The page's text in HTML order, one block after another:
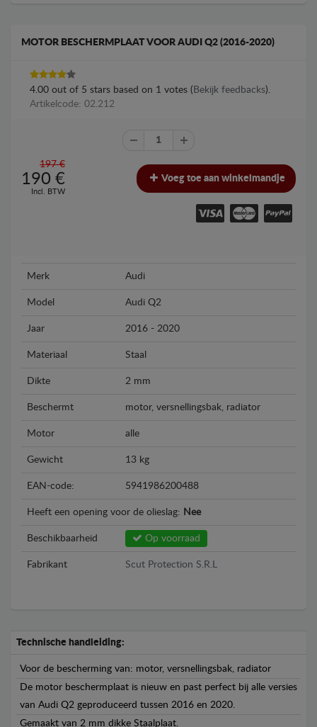
MOTOR BESCHERMPLAAT VOOR AUDI Q2 (2016-2020)
4.00 out of 5 stars based on 1 votes ( Bekijk feedbacks).
Artikelcode: 02.212
197 €
190 €
Incl. BTW
Voeg toe aan winkelmandje
Merk Audi
Model Audi Q2
Jaar 2016 - 2020
Materiaal Staal
Dikte 2 mm
Beschermt motor, versnellingsbak, radiator
Motor alle
Gewicht 13 kg
EAN-code: 5941986200488
Heeft een opening voor de olieslag: Nee
Beschikbaarheid Op voorraad
Fabrikant Scut Protection S.R.L
Technische handleiding:
Voor de bescherming van: motor, versnellingsbak, radiator
De motor beschermplaat is nieuw en past perfect bij alle versies
van Audi Q2 geproduceerd tussen 2016 en 2020.
Gemaakt van 2 mm dikke Staalplaat.